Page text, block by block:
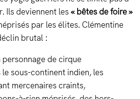
Ils deviennent les« bêtes de foire »
par les élites. Clémentine
brutal :
personnage de cirque
le sous-continent indien, les
mercenaires craints,